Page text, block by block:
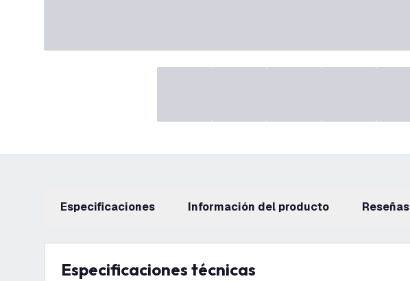
Especificaciones información del producto reseñas
Especificaciones técnicas